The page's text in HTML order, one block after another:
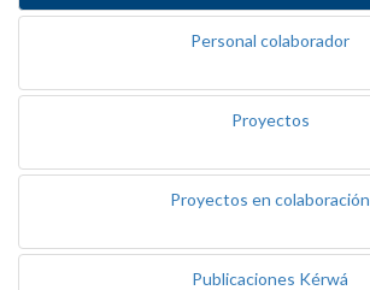
Personal colaborador
Proyectos
Proyectos en colaboración
Publicaciones Kérwá